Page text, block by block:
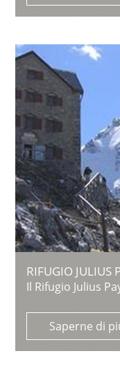
RIFUGIO JULIUS
Il Rifugio Julius
Saperne di